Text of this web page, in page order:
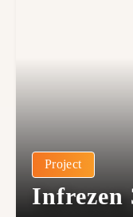
Project
Infrezen